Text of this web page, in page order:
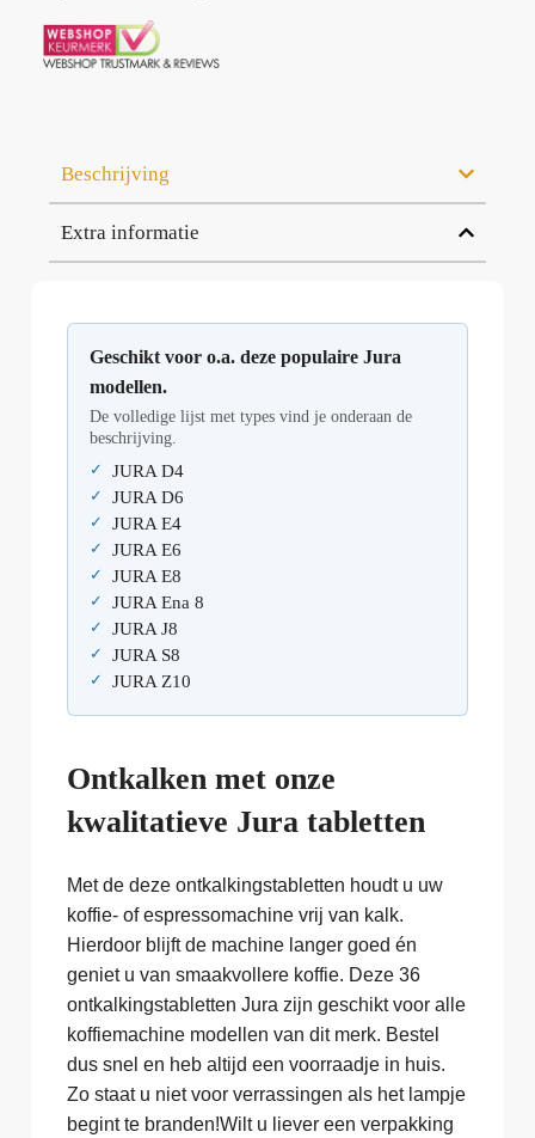
Beschrijving
Extra informatie
Geschikt voor o.a. deze populaire Jura
modellen.
De volledige lijst met types vind je onderaan de
beschrijving.
JURA D4
JURA D6
JURA E4
JURA E6
JURA E8
JURA Ena 8
JURA J8
JURA S8
JURA Z10
Ontkalken met onze
kwalitatieve Jura tabletten
Met de deze ontkalkingstabletten houdt u uw
koffie- of espressomachine vrij van kalk.
Hierdoor blijft de machine langer goed én
geniet u van smaakvollere koffie. Deze 36
ontkalkingstabletten Jura zijn geschikt voor alle
koffiemachine modellen van dit merk. Bestel
dus snel en heb altijd een voorraadje in huis.
Zo staat u niet voor verrassingen als het lampje
begint te branden!Wilt u liever een verpakking